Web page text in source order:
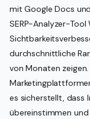
mit Google Docs
SERP-Analyzer-
durchschnittliche
von Monaten
es sicherstellt, dass
übereinstimmen